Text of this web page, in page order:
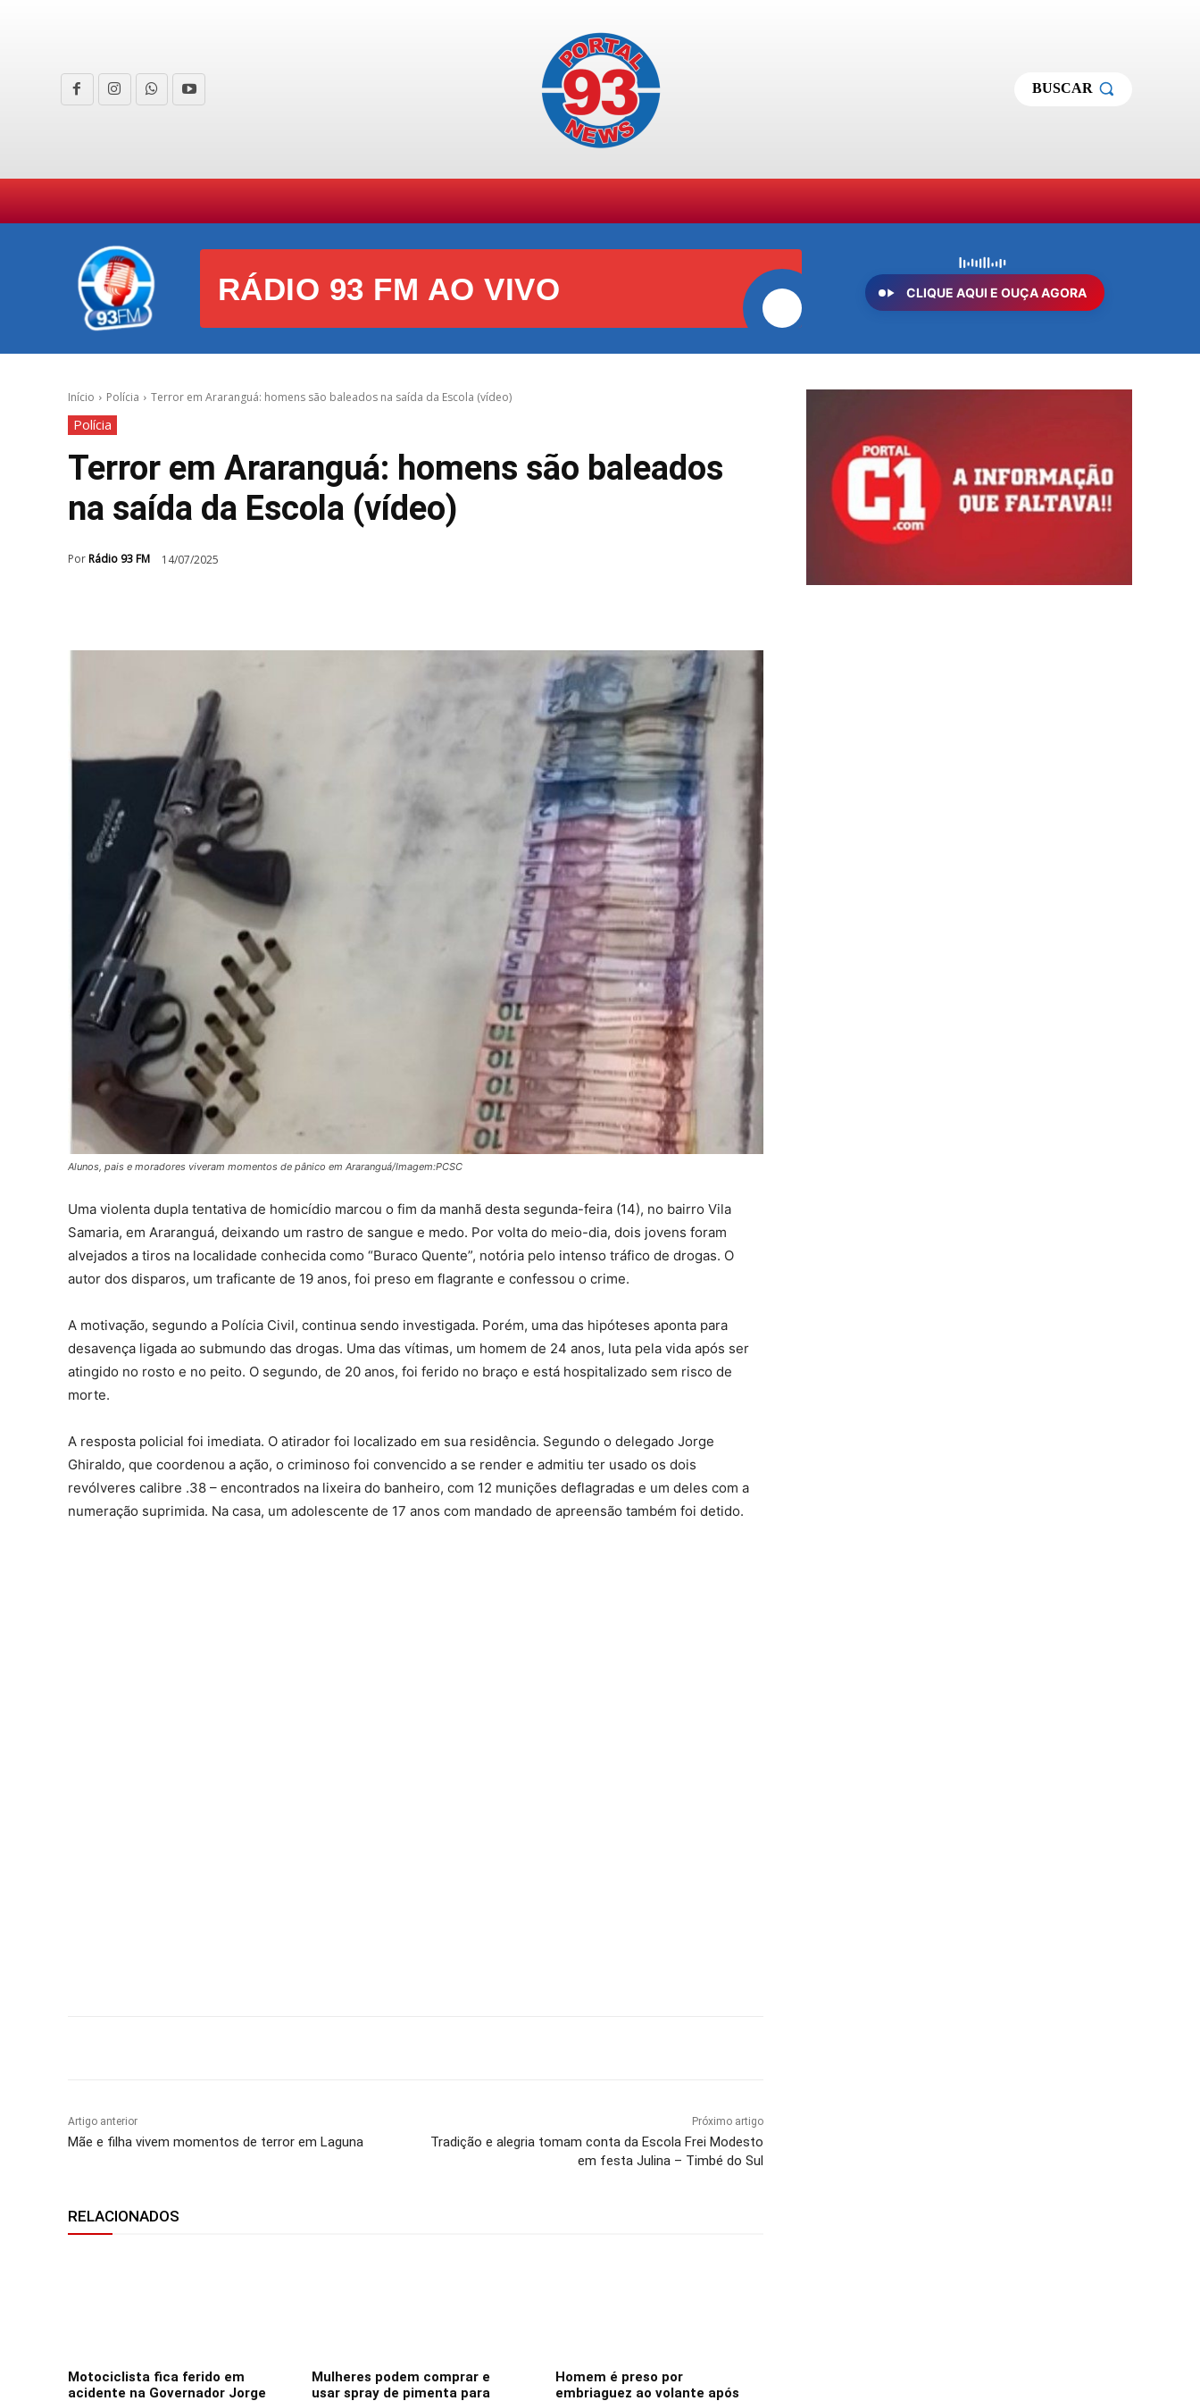
BUSCAR
RÁDIO 93 FM AO VIVO CLIQUE AQUI E OUÇA AGORA
Início Polícia Terror em Araranguá: homens são baleados na saída da Escola (vídeo)
Polícia
Terror em Araranguá: homens são baleados
na saída da Escola (vídeo)
PorRádio 93 FM 14/07/2025
Alunos, pais e moradores viveram momentos de pânico em Araranguá/Imagem:PCSC
Uma violenta dupla tentativa de homicídio marcou o fim da manhã desta segunda-feira (14), no bairro Vila
Samaria, em Araranguá, deixando um rastro de sangue e medo. Por volta do meio-dia, dois jovens foram
alvejados a tiros na localidade conhecida como “Buraco Quente”, notória pelo intenso tráfico de drogas. O
autor dos disparos, um traficante de 19 anos, foi preso em flagrante e confessou o crime.
A motivação, segundo a Polícia Civil, continua sendo investigada. Porém, uma das hipóteses aponta para
desavença ligada ao submundo das drogas. Uma das vítimas, um homem de 24 anos, luta pela vida após ser
atingido no rosto e no peito. O segundo, de 20 anos, foi ferido no braço e está hospitalizado sem risco de
morte.
A resposta policial foi imediata. O atirador foi localizado em sua residência. Segundo o delegado Jorge
Ghiraldo, que coordenou a ação, o criminoso foi convencido a se render e admitiu ter usado os dois
revólveres calibre .38 – encontrados na lixeira do banheiro, com 12 munições deflagradas e um deles com a
numeração suprimida. Na casa, um adolescente de 17 anos com mandado de apreensão também foi detido.
Artigo anterior
Mãe e filha vivem momentos de terror em Laguna
Próximo artigo
Tradição e alegria tomam conta da Escola Frei Modesto
em festa Julina – Timbé do Sul
RELACIONADOS
Motociclista fica ferido em
acidente na Governador Jorge
Mulheres podem comprar e
usar spray de pimenta para
Homem é preso por
embriaguez ao volante após